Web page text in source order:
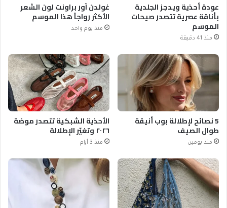
عودة أحذية ويدجز الجلدية
بأناقة عصرية تتصدر صيحات
الموسم
منذ 41 دقيقة
غولدن آور براونت لون الشعر
الأكثر رواجاً هذا الموسم
منذ يوم واحد
5 نصائح لإطلالة بوب أنيقة
طوال الصيف
منذ يومين
الأحذية الشبكية تتصدر موضة
٢٠٢٦ وتغيّر الإطلالة
منذ 3 أيام